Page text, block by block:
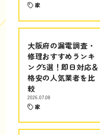
家
大阪府の漏電調査・
修理おすすめランキ
ング5選！即日対応＆
格安の人気業者を比
較
2026.07.08
家